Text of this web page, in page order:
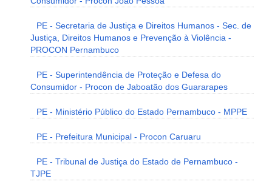
PE - Secretaria de Justiça e Direitos Humanos - Sec. de
Justiça, Direitos Humanos e Prevenção à Violência -
PROCON Pernambuco
PE - Superintendência de Proteção e Defesa do
Consumidor - Procon de Jaboatão dos Guararapes
PE - Ministério Público do Estado Pernambuco - MPPE
PE - Prefeitura Municipal - Procon Caruaru
PE - Tribunal de Justiça do Estado de Pernambuco -
TJPE